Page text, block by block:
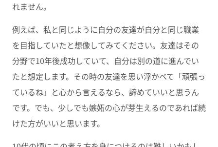
れません。
例えば、私と同じように自分の友達が自分と同じ職業
を目指していたと想像してみてください。友達はその
分野で10年後成功していて、自分は別の道に進んでい
たと想定します。その時の友達を思い浮かべて「頑張っ
ているね」と心から言えるなら、諦めていいと思うん
です。でも、少しでも嫉妬の心が芽生えるのであれば続
けた方がいいと思います。